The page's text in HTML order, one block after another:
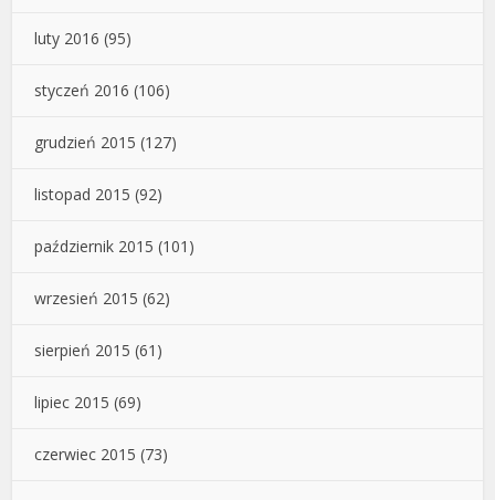
luty 2016 (95)
styczeń 2016 (106)
grudzień 2015 (127)
listopad 2015 (92)
październik 2015 (101)
wrzesień 2015 (62)
sierpień 2015 (61)
lipiec 2015 (69)
czerwiec 2015 (73)